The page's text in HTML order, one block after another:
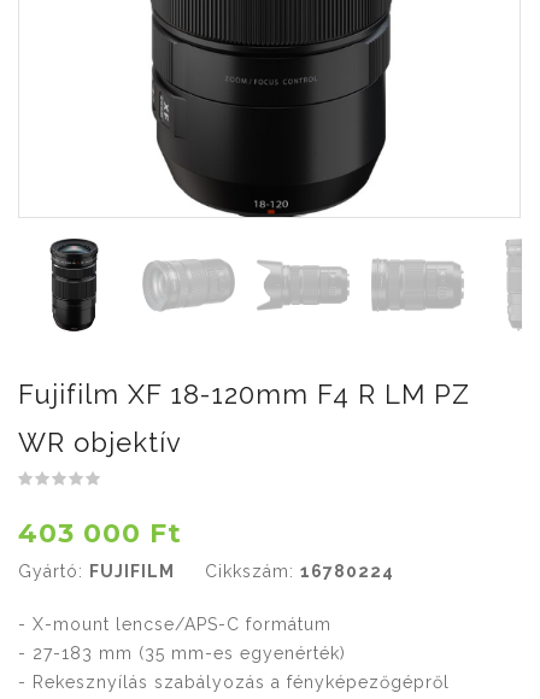
Fujifilm XF 18-120mm F4 R LM PZ
WR objektív
403 000 Ft
Gyártó: FUJIFILM Cikkszám: 16780224
- X-mount lencse/APS-C formátum
- 27-183 mm (35 mm-es egyenérték)
- Rekesznyílás szabályozás a fényképezőgépről